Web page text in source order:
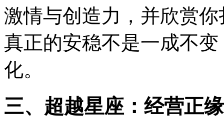
激情与创造力，并欣赏
真正的安稳不是一成不
化。
三、超越星座：经营正